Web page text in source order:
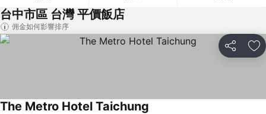
台中市區 台灣 平價飯店
佣金如何影響排序
分享 加
The Metro Hotel Taichung